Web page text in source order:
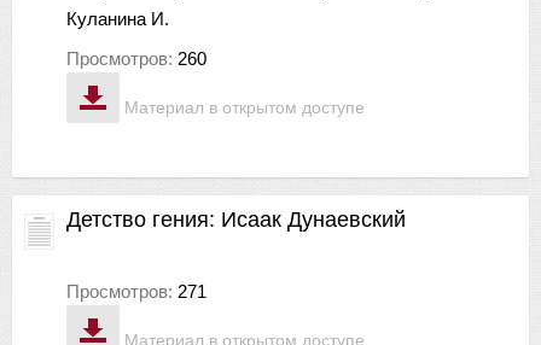
Материал в открытом доступе
Куланина И.
Просмотров: 260
Материал в открытом доступе
Детство гения: Исаак Дунаевский
Просмотров: 271